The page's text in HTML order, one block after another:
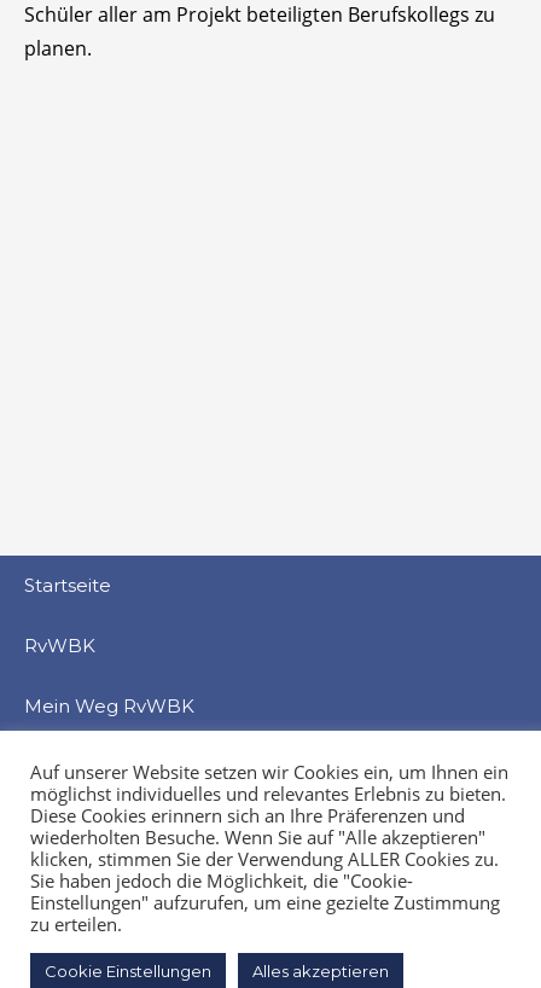
Schüler aller am Projekt beteiligten Berufskollegs zu
planen.
Auf unserer Website setzen wir Cookies ein, um Ihnen ein
möglichst individuelles und relevantes Erlebnis zu bieten.
Diese Cookies erinnern sich an Ihre Präferenzen und
wiederholten Besuche. Wenn Sie auf "Alle akzeptieren"
klicken, stimmen Sie der Verwendung ALLER Cookies zu.
Sie haben jedoch die Möglichkeit, die "Cookie-
Einstellungen" aufzurufen, um eine gezielte Zustimmung
zu erteilen.
Cookie Einstellungen Alles akzeptieren
Startseite
RvWBK
Mein Weg RvWBK
Beratung
Service
Veranstaltung
Kontakt